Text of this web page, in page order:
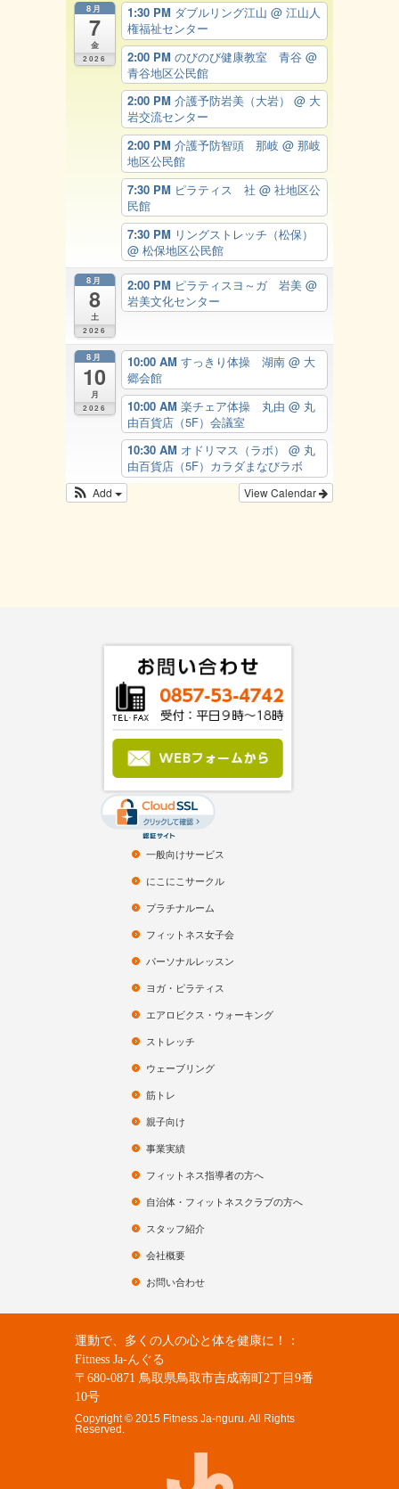
8月
7
金
2026
1:30 PM ダブルリング江山 @ 江山人
権福祉センター
2:00 PM のびのび健康教室 青谷 @
青谷地区公民館
2:00 PM 介護予防岩美（大岩） @ 大
岩交流センター
2:00 PM 介護予防智頭 那岐 @ 那岐
地区公民館
7:30 PM ピラティス 社 @ 社地区公
民館
7:30 PM リングストレッチ（松保）
@ 松保地区公民館
8月
8
土
2026
2:00 PM ピラティスヨ～ガ 岩美 @
岩美文化センター
8月
10
月
2026
10:00 AM すっきり体操 湖南 @ 大
郷会館
10:00 AM 楽チェア体操 丸由 @ 丸
由百貨店（5F）会議室
10:30 AM オドリマス（ラボ） @ 丸
由百貨店（5F）カラダまなびラボ
View Calendar
Add
一般向けサービス
にこにこサークル
プラチナルーム
フィットネス女子会
パーソナルレッスン
ヨガ・ピラティス
エアロビクス・ウォーキング
ストレッチ
ウェーブリング
筋トレ
親子向け
事業実績
フィットネス指導者の方へ
自治体・フィットネスクラブの方へ
スタッフ紹介
会社概要
お問い合わせ
運動で、多くの人の心と体を健康に！：
Fitness Ja-んぐる
〒680-0871 鳥取県鳥取市吉成南町2丁目9番
10号
Copyright © 2015 Fitness Ja-nguru. All Rights
Reserved.